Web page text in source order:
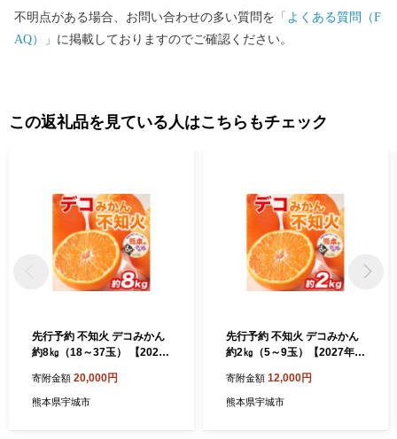
不明点がある場合、お問い合わせの多い質問を 「よくある質問（F
AQ）」 に掲載しておりますのでご確認ください。
この返礼品を見ている人はこちらもチェック
先行予約 不知火 デコみかん
約8㎏（18～37玉） 【2027
発送予定】ミカン 蜜柑 フル
ーツ 果物 柑橘類 国産 熊本
寄附金額 20,000円
熊本県宇城市
先行予約 不知火 デコみかん
約2㎏（5～9玉）【2027年2
予定】ミカン 蜜柑 フルーツ
果物 柑橘類 国産 熊本 熊本県
寄附金額 12,000円
熊本県宇城市